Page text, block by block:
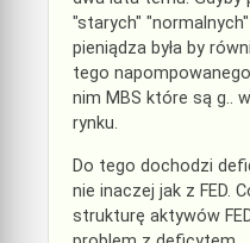
"starych"
pieniądza była by
tego
nim MBS które są g..
rynku.
Do tego dochodzi
nie inaczej jak z FED.
strukturę aktywów